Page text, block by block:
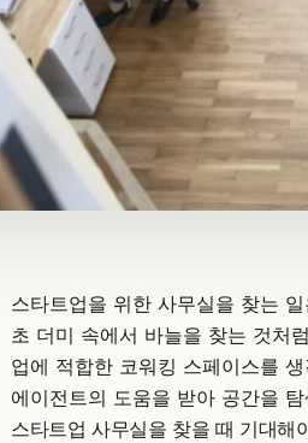
스타트업을 위한 사무실을 찾는
초 더미 속에서 바늘을 찾는 것처
업에 적합한 코워킹 스페이스를
에이전트의 도움을 받아 공간을
스타트업 사무실을 찾을 때 기대해